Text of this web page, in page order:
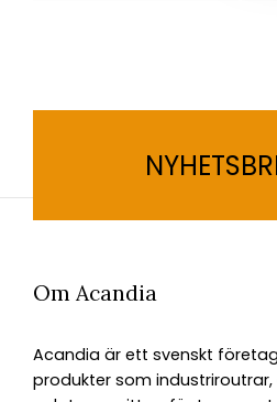
Om Acandia
Acandia är ett svenskt
produkter som